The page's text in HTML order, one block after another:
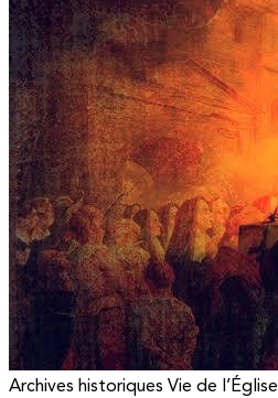
Archives historiques Vie de l’Église